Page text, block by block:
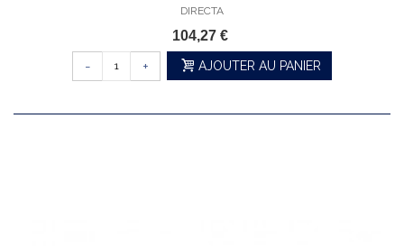
DIRECTA
104,27 €
- + AJOUTER AU PANIER